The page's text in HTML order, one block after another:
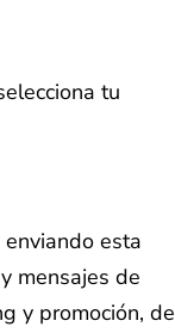
tu
esta
mensajes de
y promoción, de